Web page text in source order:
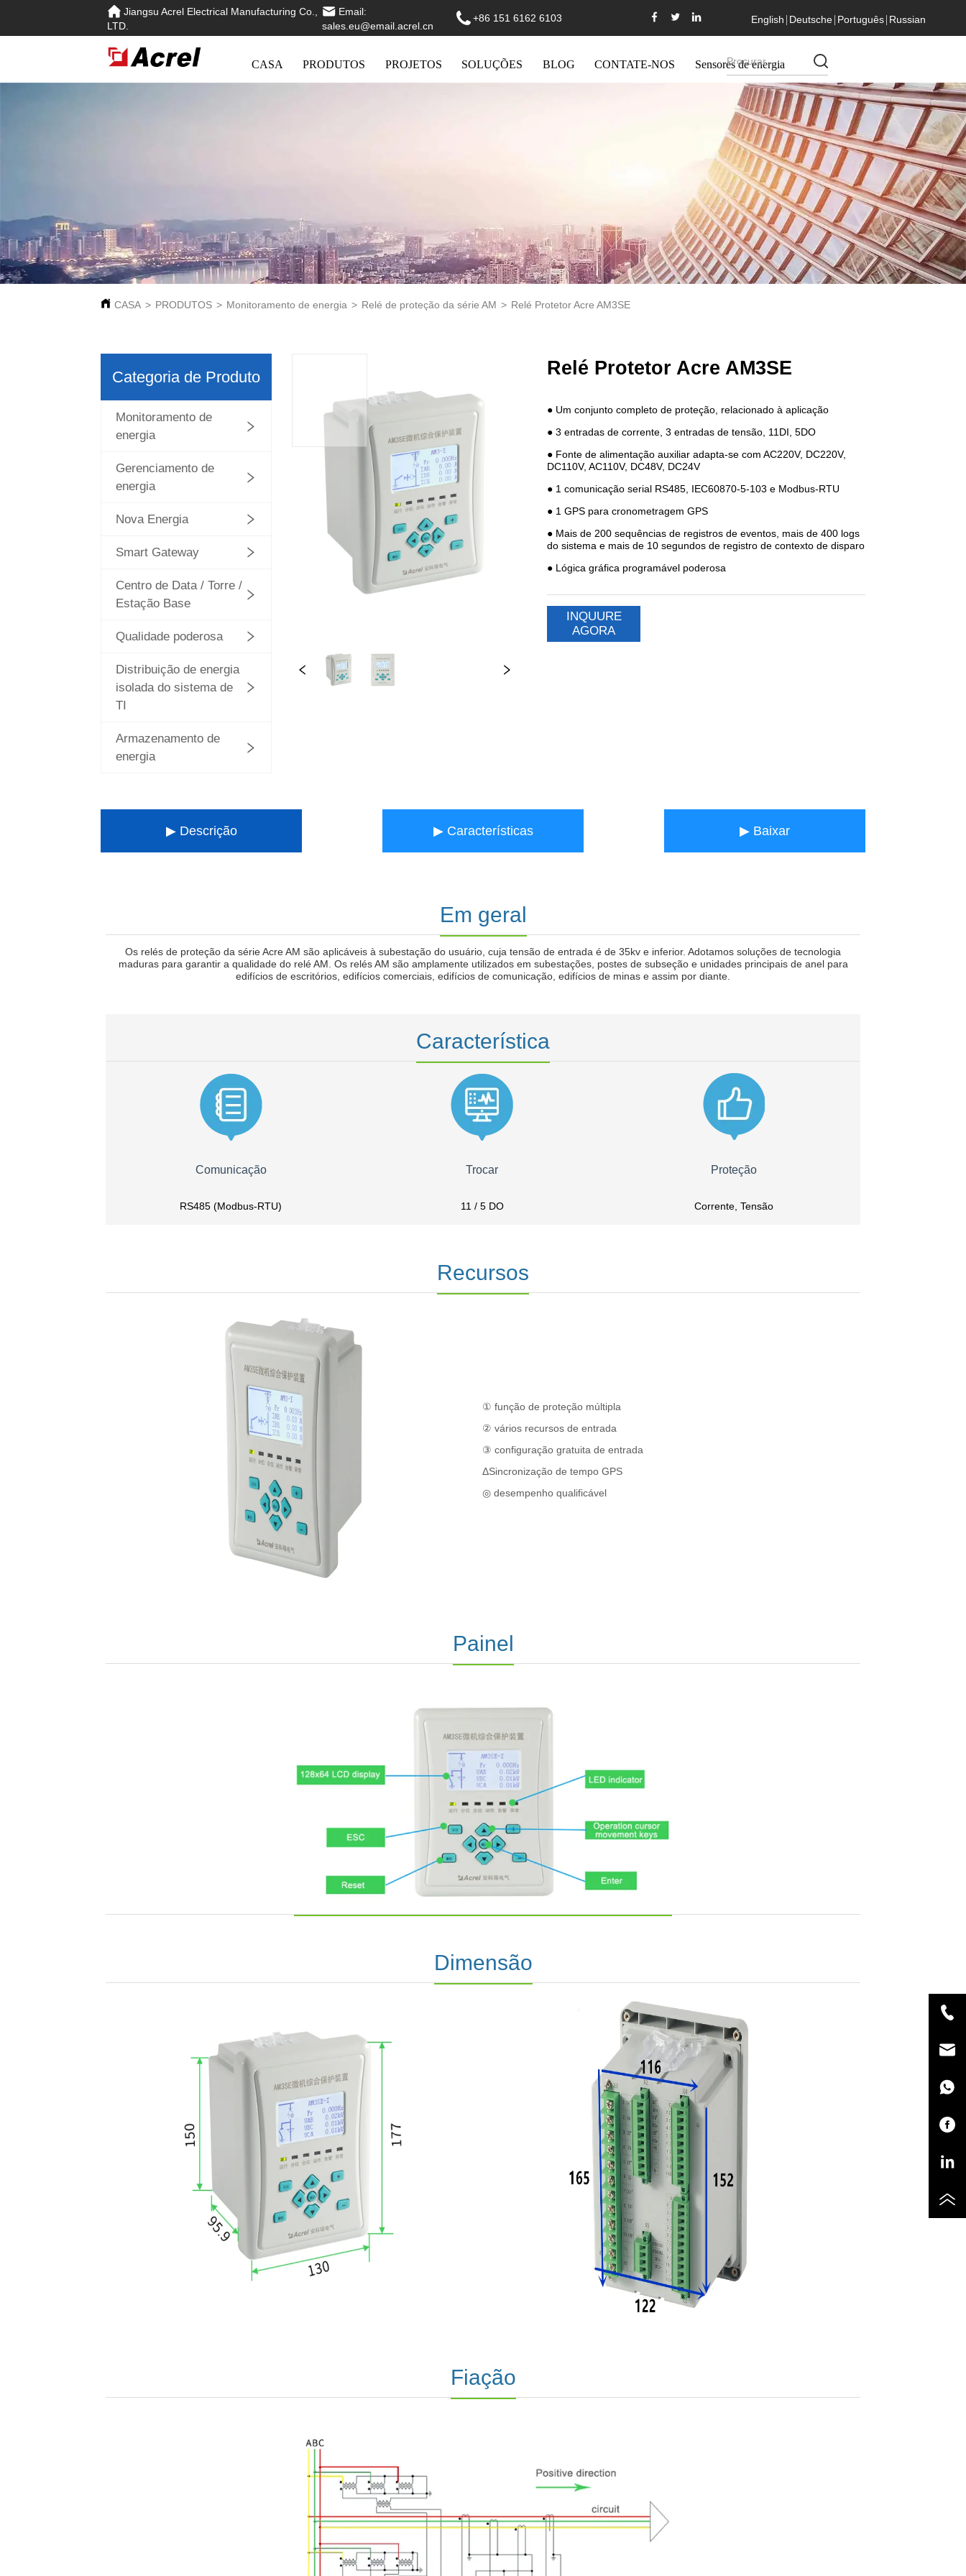
Jiangsu Acrel Electrical Manufacturing Co.,
LTD.
Email:
sales.eu@email.acrel.cn
+86 151 6162 6103 English Deutsche Português Russian
CASA PRODUTOS PROJETOS SOLUÇÕES BLOG CONTATE-NOS Sensores de energia
CASA > PRODUTOS > Monitoramento de energia > Relé de proteção da série AM > Relé Protetor Acre AM3SE
Categoria de Produto
Monitoramento de
energia
Gerenciamento de
energia
Nova Energia
Smart Gateway
Centro de Data / Torre /
Estação Base
Qualidade poderosa
Distribuição de energia
isolada do sistema de
TI
Armazenamento de
energia
Relé Protetor Acre AM3SE
INQUURE
AGORA
▶ Descrição ▶ Características ▶ Baixar